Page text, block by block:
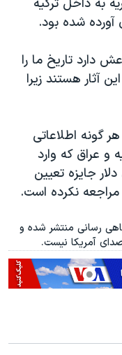
به داخل ترکیه
شده بود.
دارد تاریخ ما را
آثار هستند زیرا
گونه اطلاعاتی
و عراق که وارد
جایزه تعیین
نکرده است.
رسانی منتشر شده و
صدای آمریکا نیست.